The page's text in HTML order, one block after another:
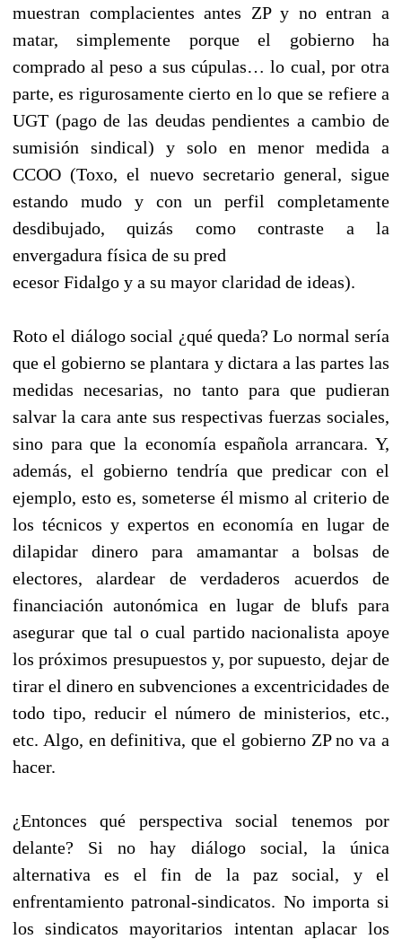
muestran complacientes antes ZP y no entran a
matar, simplemente porque el gobierno ha
comprado al peso a sus cúpulas… lo cual, por otra
parte, es rigurosamente cierto en lo que se refiere a
UGT (pago de las deudas pendientes a cambio de
sumisión sindical) y solo en menor medida a
CCOO (Toxo, el nuevo secretario general, sigue
estando mudo y con un perfil completamente
desdibujado, quizás como contraste a la
envergadura física de su pred
ecesor Fidalgo y a su mayor claridad de ideas).
Roto el diálogo social ¿qué queda? Lo normal sería
que el gobierno se plantara y dictara a las partes las
medidas necesarias, no tanto para que pudieran
salvar la cara ante sus respectivas fuerzas sociales,
sino para que la economía española arrancara. Y,
además, el gobierno tendría que predicar con el
ejemplo, esto es, someterse él mismo al criterio de
los técnicos y expertos en economía en lugar de
dilapidar dinero para amamantar a bolsas de
electores, alardear de verdaderos acuerdos de
financiación autonómica en lugar de blufs para
asegurar que tal o cual partido nacionalista apoye
los próximos presupuestos y, por supuesto, dejar de
tirar el dinero en subvenciones a excentricidades de
todo tipo, reducir el número de ministerios, etc.,
etc. Algo, en definitiva, que el gobierno ZP no va a
hacer.
¿Entonces qué perspectiva social tenemos por
delante? Si no hay diálogo social, la única
alternativa es el fin de la paz social, y el
enfrentamiento patronal-sindicatos. No importa si
los sindicatos mayoritarios intentan aplacar los